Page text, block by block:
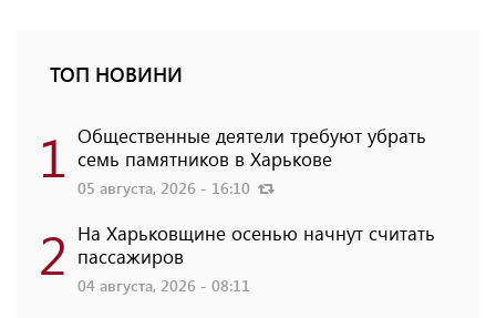
ТОП НОВИНИ
1 Общественные деятели требуют убрать
семь памятников в Харькове
05 августа, 2026 - 16:10
2 На Харьковщине осенью начнут считать
пассажиров
04 августа, 2026 - 08:11